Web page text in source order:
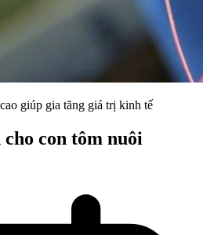
giúp gia tăng giá trị kinh tế
con tôm nuôi